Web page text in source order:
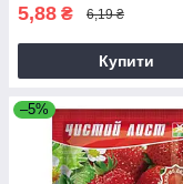
5,88 ₴ 6,19 ₴
Купити
–5%